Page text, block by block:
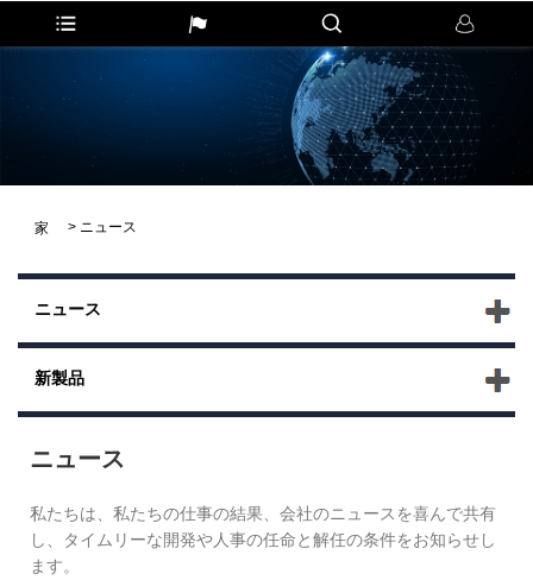
家 > ニュース
ニュース
新製品
ニュース
私たちは、私たちの仕事の結果、会社のニュースを喜んで共有
し、タイムリーな開発や人事の任命と解任の条件をお知らせし
ます。